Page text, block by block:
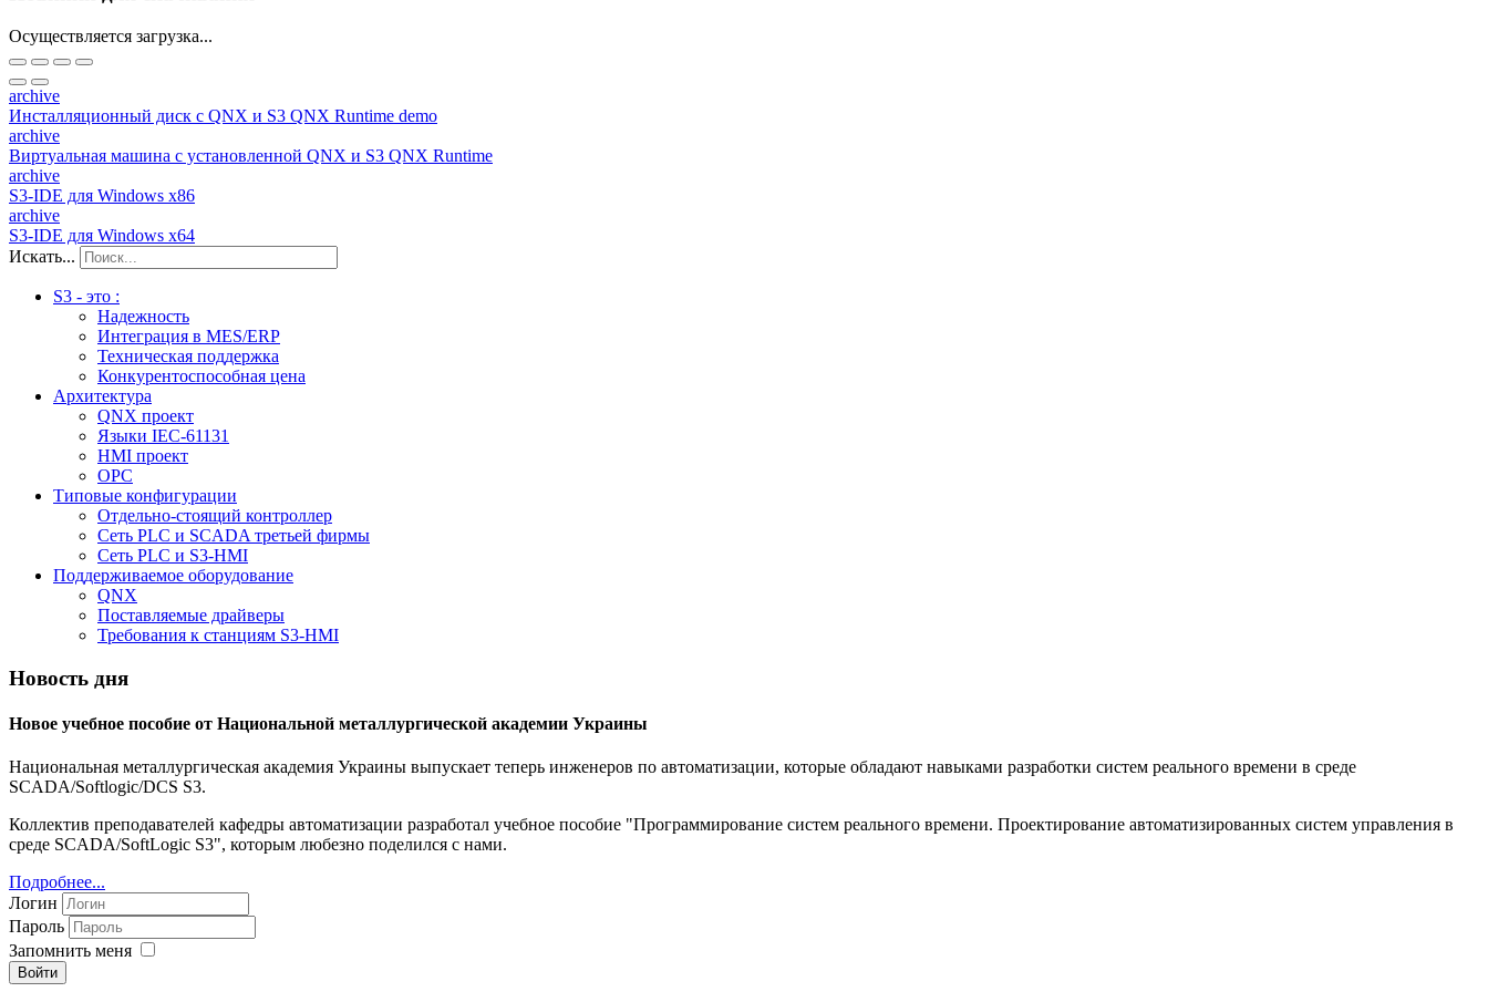
Осуществляется загрузка...
archive
Инсталляционный диск с QNX и S3 QNX Runtime demo
archive
Виртуальная машина c установленной QNX и S3 QNX Runtime
archive
S3-IDE для Windows x86
archive
S3-IDE для Windows x64
Искать...
S3 - это :
Надежность
Интеграция в MES/ERP
Техническая поддержка
Конкурентоспособная цена
Архитектура
QNX проект
Языки IEC-61131
HMI проект
ОPC
Типовые конфигурации
Отдельно-стоящий контроллер
Сеть PLC и SCADA третьей фирмы
Сеть PLC и S3-HMI
Поддерживаемое оборудование
QNX
Поставляемые драйверы
Требования к станциям S3-HMI
Новость дня
Новое учебное пособие от Национальной металлургической академии Украины
Национальная металлургическая академия Украины выпускает теперь инженеров по автоматизации, которые обладают навыками разработки систем реального времени в среде
SCADA/Softlogic/DCS S3.
Коллектив преподавателей кафедры автоматизации разработал учебное пособие "Программирование систем реального времени. Проектирование автоматизированных систем управления в
среде SCADA/SoftLogic S3", которым любезно поделился с нами.
Подробнее...
Логин
Пароль
Запомнить меня
Войти